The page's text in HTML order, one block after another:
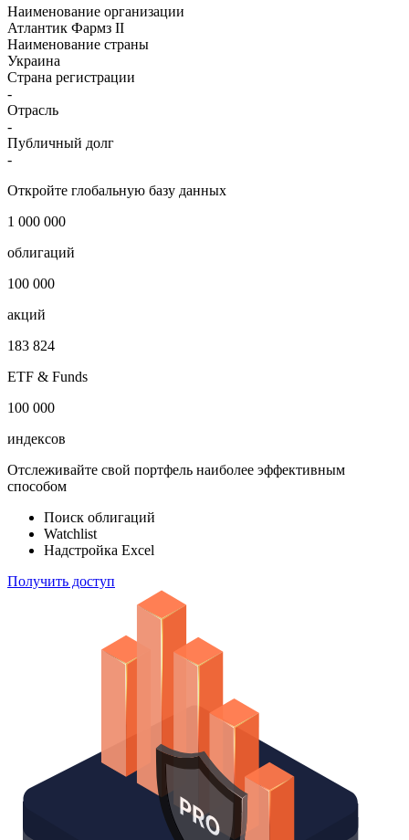
Атлантик Фармз II
Наименование организации
Наименование страны
Страна регистрации
-
-
Откройте глобальную базу данных
1 000 000
облигаций
100 000
акций
183 824
ETF & Funds
100 000
Отслеживайте свой портфель наиболее эффективным
способом
Поиск облигаций
Надстройка Excel
Получить доступ